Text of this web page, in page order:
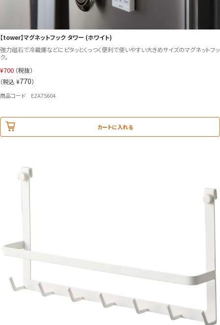
【tower】マグネットフック タワー (ホワイト)
強力磁石で冷蔵庫などにピタッとくっつく便利で使いやすい大きめサイズのマグネットフッ
ク。
¥700 （税抜）
（税込 ¥770）
商品コード EZA75604
カートに入れる